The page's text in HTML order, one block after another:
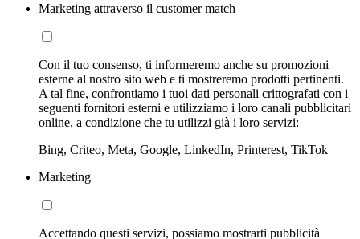
Marketing attraverso il customer match
Con il tuo consenso, ti informeremo anche su promozioni
esterne al nostro sito web e ti mostreremo prodotti pertinenti.
A tal fine, confrontiamo i tuoi dati personali crittografati con i
seguenti fornitori esterni e utilizziamo i loro canali pubblicitari
online, a condizione che tu utilizzi già i loro servizi:
Bing, Criteo, Meta, Google, LinkedIn, Printerest, TikTok
Marketing
Accettando questi servizi, possiamo mostrarti pubblicità